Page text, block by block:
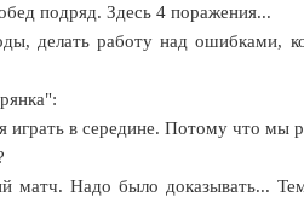
подряд. Здесь 4 поражения...
делать работу над ошибками,
в середине. Потому что мы
матч. Надо было доказывать...